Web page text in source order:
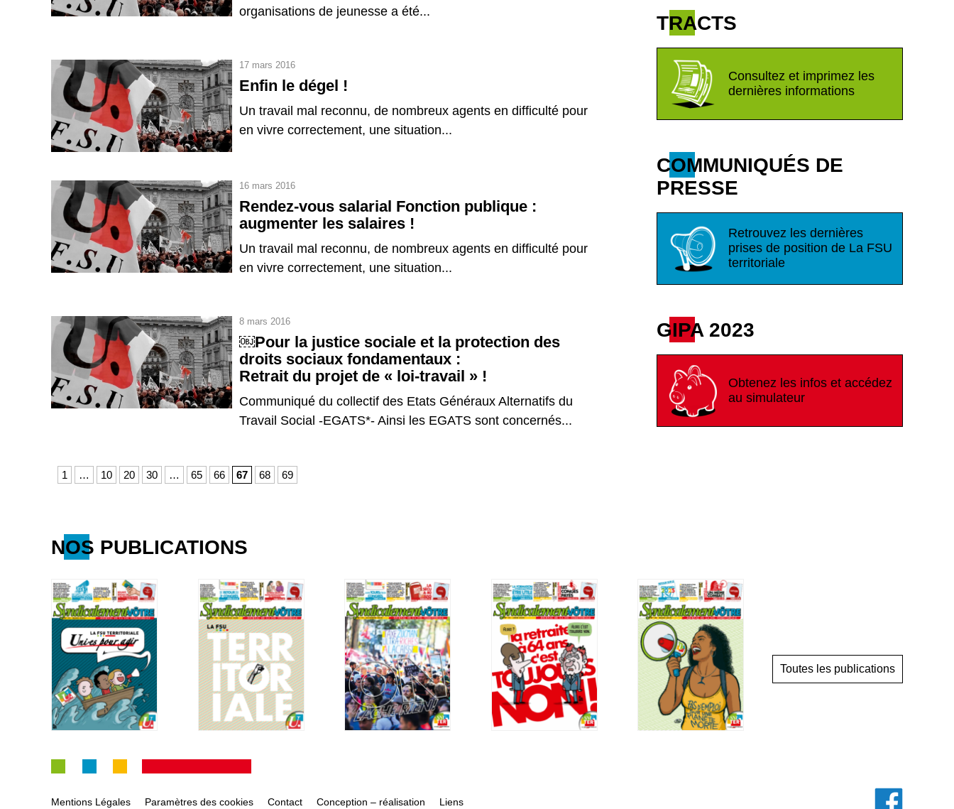
organisations de jeunesse a été...
17 mars 2016
Enfin le dégel !
Un travail mal reconnu, de nombreux agents en difficulté pour
en vivre correctement, une situation...
16 mars 2016
Rendez-vous salarial Fonction publique :
augmenter les salaires !
Un travail mal reconnu, de nombreux agents en difficulté pour
en vivre correctement, une situation...
8 mars 2016
￼Pour la justice sociale et la protection des
droits sociaux fondamentaux :
Retrait du projet de « loi-travail » !
Communiqué du collectif des Etats Généraux Alternatifs du
Travail Social -EGATS*- Ainsi les EGATS sont concernés...
1 … 10 20 30 … 65 66 67 68 69
TRACTS
Consultez et imprimez les
dernières informations
COMMUNIQUÉS DE
PRESSE
Retrouvez les dernières
prises de position de La FSU
territoriale
GIPA 2023
Obtenez les infos et accédez
au simulateur
NOS PUBLICATIONS
Toutes les publications
Mentions Légales Paramètres des cookies Contact Conception – réalisation Liens